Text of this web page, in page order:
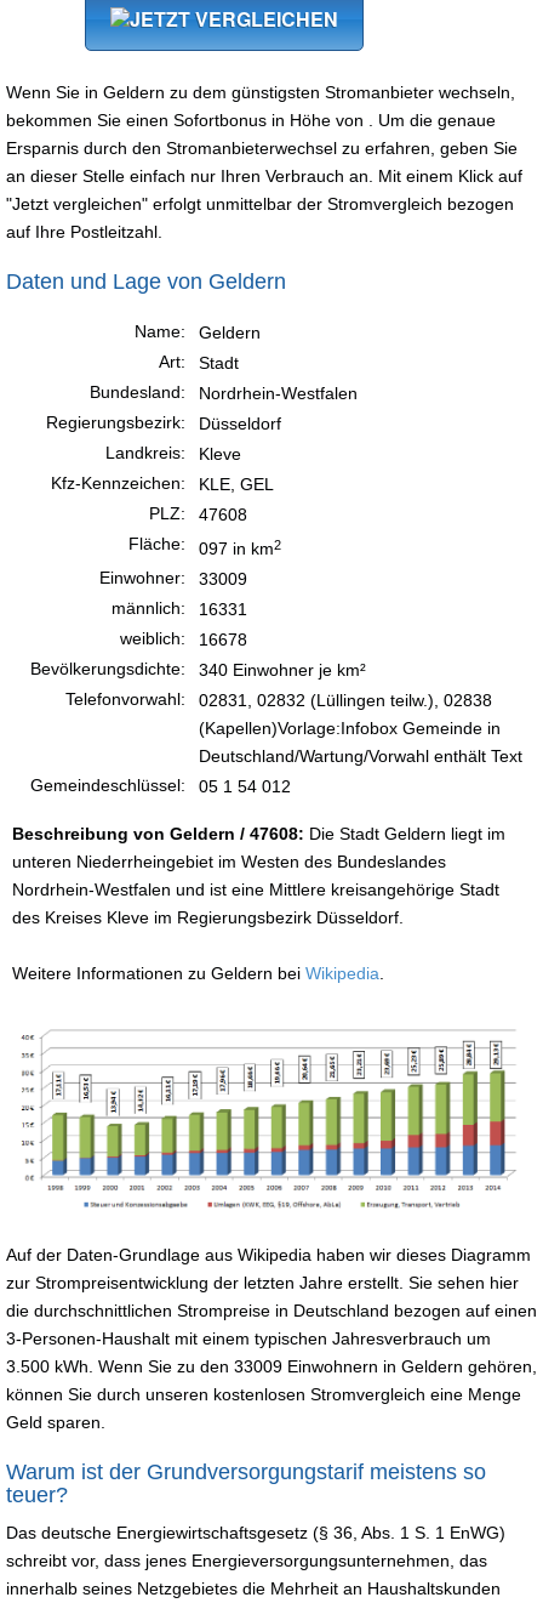
Wenn Sie in Geldern zu dem günstigsten Stromanbieter wechseln,
bekommen Sie einen Sofortbonus in Höhe von . Um die genaue
Ersparnis durch den Stromanbieterwechsel zu erfahren, geben Sie
an dieser Stelle einfach nur Ihren Verbrauch an. Mit einem Klick auf
"Jetzt vergleichen" erfolgt unmittelbar der Stromvergleich bezogen
auf Ihre Postleitzahl.
Daten und Lage von Geldern
Name:
Geldern
Art:
Stadt
Bundesland:
Nordrhein-Westfalen
Regierungsbezirk:
Düsseldorf
Landkreis:
Kleve
Kfz-Kennzeichen:
KLE, GEL
PLZ:
47608
Fläche:
097 in km2
Einwohner:
33009
männlich:
16331
weiblich:
16678
Bevölkerungsdichte:
340 Einwohner je km²
Telefonvorwahl:
02831, 02832 (Lüllingen teilw.), 02838
(Kapellen)Vorlage:Infobox Gemeinde in
Deutschland/Wartung/Vorwahl enthält Text
Gemeindeschlüssel:
05 1 54 012
Beschreibung von Geldern / 47608: Die Stadt Geldern liegt im
unteren Niederrheingebiet im Westen des Bundeslandes
Nordrhein-Westfalen und ist eine Mittlere kreisangehörige Stadt
des Kreises Kleve im Regierungsbezirk Düsseldorf.
Weitere Informationen zu Geldern bei Wikipedia
Auf der Daten-Grundlage aus Wikipedia haben wir dieses Diagramm
zur Strompreisentwicklung der letzten Jahre erstellt. Sie sehen hier
die durchschnittlichen Strompreise in Deutschland bezogen auf einen
3-Personen-Haushalt mit einem typischen Jahresverbrauch um
3.500 kWh. Wenn Sie zu den 33009 Einwohnern in Geldern gehören,
können Sie durch unseren kostenlosen Stromvergleich eine Menge
Geld sparen.
Warum ist der Grundversorgungstarif meistens so
teuer?
Das deutsche Energiewirtschaftsgesetz (§ 36, Abs. 1 S. 1 EnWG)
schreibt vor, dass jenes Energieversorgungsunternehmen, das
innerhalb seines Netzgebietes die Mehrheit an Haushaltskunden